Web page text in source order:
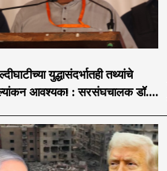
युद्धासंदर्भातही तथ्यांचे
आवश्यक! : सरसंघचालक डॉ.